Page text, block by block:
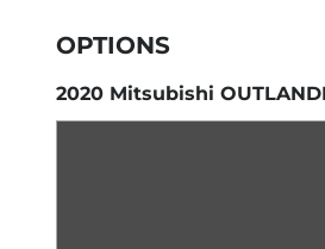
OPTIONS
2020 Mitsubishi